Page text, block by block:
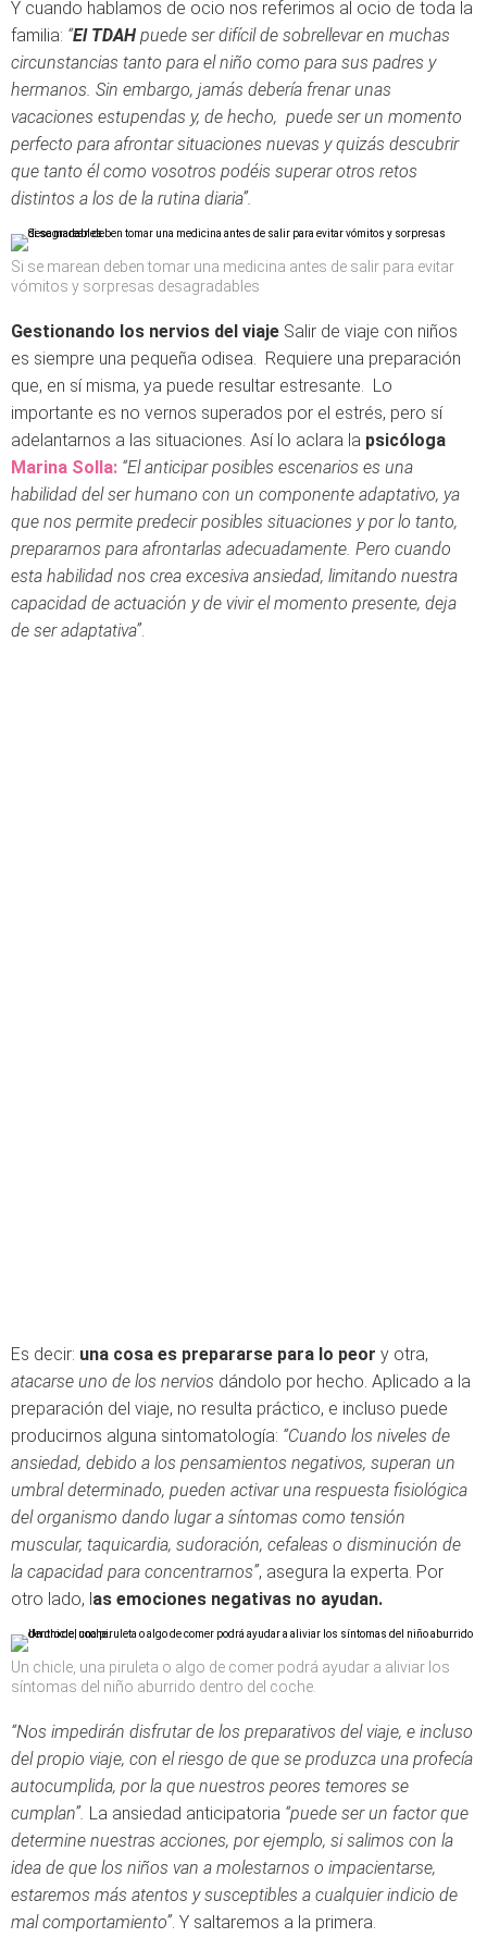
Y cuando hablamos de ocio nos referimos al ocio de toda la
familia: “El TDAH puede ser difícil de sobrellevar en muchas
circunstancias tanto para el niño como para sus padres y
hermanos. Sin embargo, jamás debería frenar unas
vacaciones estupendas y, de hecho, puede ser un momento
perfecto para afrontar situaciones nuevas y quizás descubrir
que tanto él como vosotros podéis superar otros retos
distintos a los de la rutina diaria”.
Si se marean deben tomar una medicina antes de salir para evitar
vómitos y sorpresas desagradables
Gestionando los nervios del viaje Salir de viaje con niños
es siempre una pequeña odisea. Requiere una preparación
que, en sí misma, ya puede resultar estresante. Lo
importante es no vernos superados por el estrés, pero sí
adelantarnos a las situaciones. Así lo aclara la psicóloga
Marina Solla: “El anticipar posibles escenarios es una
habilidad del ser humano con un componente adaptativo, ya
que nos permite predecir posibles situaciones y por lo tanto,
prepararnos para afrontarlas adecuadamente. Pero cuando
esta habilidad nos crea excesiva ansiedad, limitando nuestra
capacidad de actuación y de vivir el momento presente, deja
de ser adaptativa”.
Es decir: una cosa es prepararse para lo peor y otra,
atacarse uno de los nervios dándolo por hecho. Aplicado a la
preparación del viaje, no resulta práctico, e incluso puede
producirnos alguna sintomatología: “Cuando los niveles de
ansiedad, debido a los pensamientos negativos, superan un
umbral determinado, pueden activar una respuesta fisiológica
del organismo dando lugar a síntomas como tensión
muscular, taquicardia, sudoración, cefaleas o disminución de
la capacidad para concentrarnos”, asegura la experta. Por
otro lado, las emociones negativas no ayudan.
Un chicle, una piruleta o algo de comer podrá ayudar a aliviar los
síntomas del niño aburrido dentro del coche.
“Nos impedirán disfrutar de los preparativos del viaje, e incluso
del propio viaje, con el riesgo de que se produzca una profecía
autocumplida, por la que nuestros peores temores se
cumplan”. La ansiedad anticipatoria “puede ser un factor que
determine nuestras acciones, por ejemplo, si salimos con la
idea de que los niños van a molestarnos o impacientarse,
estaremos más atentos y susceptibles a cualquier indicio de
mal comportamiento”. Y saltaremos a la primera.